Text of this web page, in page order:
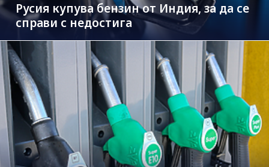
Русия купува бензин от Индия, за да се
справи с недостига